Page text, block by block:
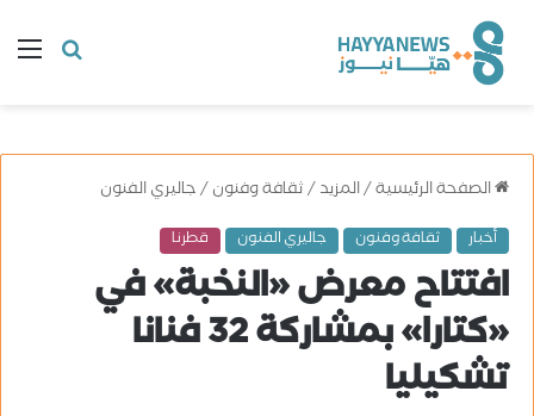
البحث
الصفحة الرئيسية/المزيد/ثقافة وفنون/جاليري الفنون
أخبار ثقافة وفنون جاليري الفنون قطرنا
افتتاح معرض «النخبة» في
«كتارا» بمشاركة 32 فنانا
تشكيليا